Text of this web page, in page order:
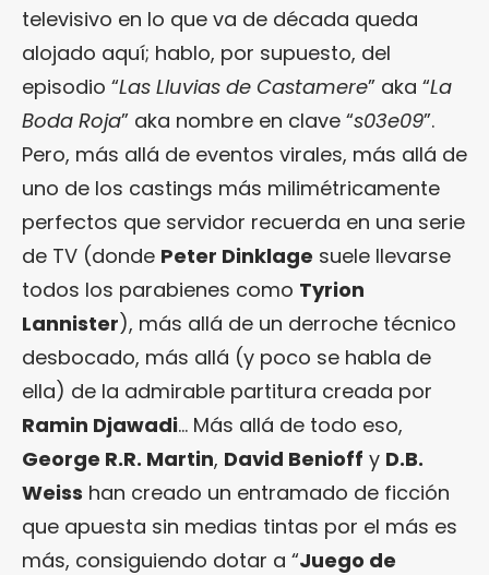
televisivo en lo que va de década queda
alojado aquí; hablo, por supuesto, del
episodio “Las Lluvias de Castamere” aka “La
Boda Roja” aka nombre en clave “s03e09”.
Pero, más allá de eventos virales, más allá de
uno de los castings más milimétricamente
perfectos que servidor recuerda en una serie
de TV (donde Peter Dinklage suele llevarse
todos los parabienes como Tyrion
Lannister), más allá de un derroche técnico
desbocado, más allá (y poco se habla de
ella) de la admirable partitura creada por
Ramin Djawadi… Más allá de todo eso,
George R.R. Martin, David Benioff y D.B.
Weiss han creado un entramado de ficción
que apuesta sin medias tintas por el más es
más, consiguiendo dotar a “Juego de